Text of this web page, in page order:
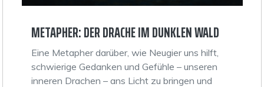
METAPHER: DER DRACHE IM DUNKLEN WALD
Eine Metapher darüber, wie Neugier uns hilft,
schwierige Gedanken und Gefühle – unseren
inneren Drachen – ans Licht zu bringen und